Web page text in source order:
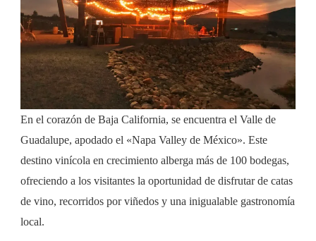
En el corazón de Baja California, se encuentra el Valle de
Guadalupe, apodado el «Napa Valley de México». Este
destino vinícola en crecimiento alberga más de 100 bodegas,
ofreciendo a los visitantes la oportunidad de disfrutar de catas
de vino, recorridos por viñedos y una inigualable gastronomía
local.